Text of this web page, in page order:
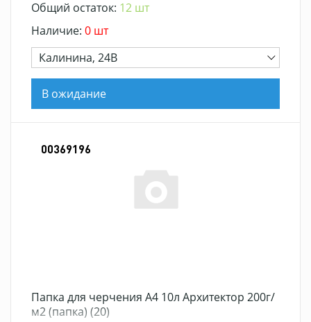
Общий остаток: 12 шт
Наличие: 0 шт
Калинина, 24В
В ожидание
00369196
Папка для черчения А4 10л Архитектор 200г/
м2 (папка) (20)